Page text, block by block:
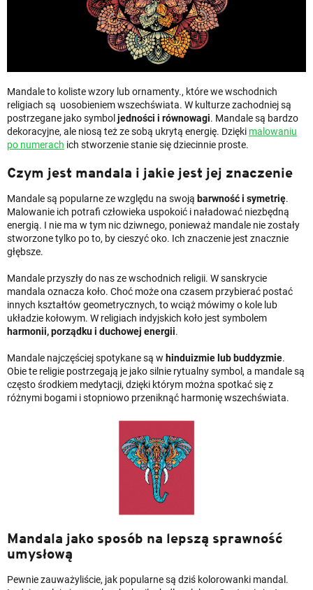
Mandale to koliste wzory lub ornamenty., które we wschodnich
religiach są uosobieniem wszechświata. W kulturze zachodniej są
postrzegane jako symbol jedności i równowagi. Mandale są bardzo
dekoracyjne, ale niosą też ze sobą ukrytą energię. Dzięki malowaniu
po numerach ich stworzenie stanie się dziecinnie proste.
Czym jest mandala i jakie jest jej znaczenie
Mandale są popularne ze względu na swoją barwność i symetrię.
Malowanie ich potrafi człowieka uspokoić i naładować niezbędną
energią. I nie ma w tym nic dziwnego, ponieważ mandale nie zostały
stworzone tylko po to, by cieszyć oko. Ich znaczenie jest znacznie
głębsze.
Mandale przyszły do nas ze wschodnich religii. W sanskrycie
mandala oznacza koło. Choć może ona czasem przybierać postać
innych kształtów geometrycznych, to wciąż mówimy o kole lub
układzie kołowym. W religiach indyjskich koło jest symbolem
harmonii, porządku i duchowej energii.
Mandale najczęściej spotykane są w hinduizmie lub buddyzmie.
Obie te religie postrzegają je jako silnie rytualny symbol, a mandale są
często środkiem medytacji, dzięki którym można spotkać się z
różnymi bogami i stopniowo przeniknąć harmonię wszechświata.
Mandala jako sposób na lepszą sprawność
umysłową
Pewnie zauważyliście, jak popularne są dziś kolorowanki mandal.